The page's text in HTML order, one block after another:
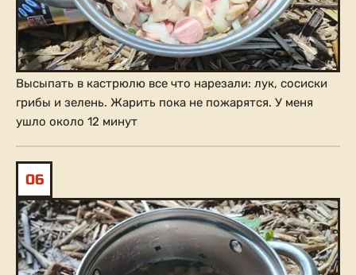
Высыпать в кастрюлю все что нарезали: лук, сосиски
грибы и зелень. Жарить пока не пожарятся. У меня
ушло около 12 минут
06